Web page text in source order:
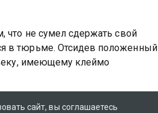
что не сумел сдержать свой
в тюрьме. Отсидев положенный
имеющему клеймо
Оригинальное название
сайт, вы соглашаетесь